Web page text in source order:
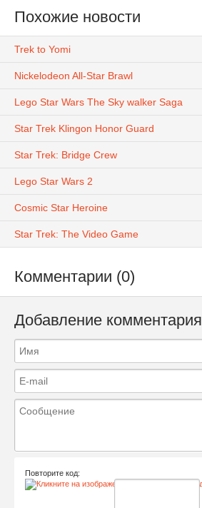
Похожие новости
Trek to Yomi
Nickelodeon All-Star Brawl
Lego Star Wars The Sky walker Saga
Star Trek Klingon Honor Guard
Star Trek: Bridge Crew
Lego Star Wars 2
Cosmic Star Heroine
Star Trek: The Video Game
Комментарии (0)
Добавление комментария
Повторите код: